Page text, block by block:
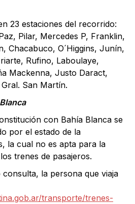
23 estaciones del recorrido:
Pilar, Mercedes P, Franklin,
Chacabuco, O´Higgins, Junín,
Rufino, Laboulaye,
Mackenna, Justo Daract,
Gral. San Martín.
con Bahía Blanca se
por el estado de la
la cual no es apta para la
trenes de pasajeros.
la persona que viaja
transporte/trenes-